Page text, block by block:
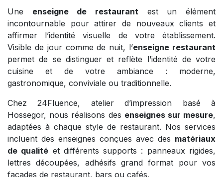
Une enseigne de restaurant est un élément
incontournable pour attirer de nouveaux clients et
affirmer l’identité visuelle de votre établissement.
Visible de jour comme de nuit, l’enseigne restaurant
permet de se distinguer et reflète l’identité de votre
cuisine et de votre ambiance : moderne,
gastronomique, conviviale ou traditionnelle.
Chez 24Fluence, atelier d’impression basé à
Hossegor, nous réalisons des enseignes sur mesure,
adaptées à chaque style de restaurant. Nos services
incluent des enseignes conçues avec des matériaux
de qualité et différents supports : panneaux rigides,
lettres découpées, adhésifs grand format pour vos
façades de restaurant, bars ou cafés.